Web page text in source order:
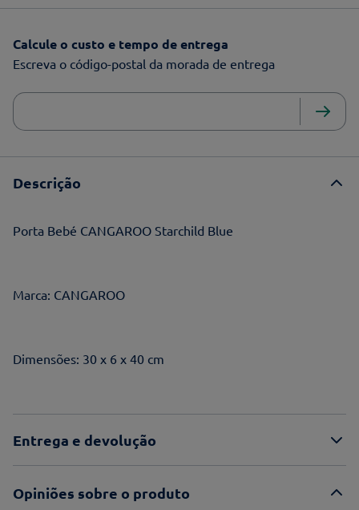
Calcule o custo e tempo de entrega
Escreva o código-postal da morada de entrega
Descrição
Porta Bebé CANGAROO Starchild Blue
Marca: CANGAROO
Dimensões: 30 x 6 x 40 cm
Entrega e devolução
Opiniões sobre o produto